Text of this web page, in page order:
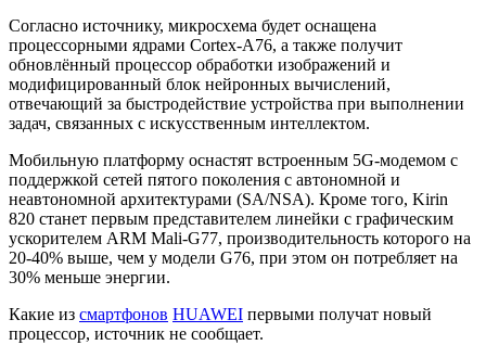
Согласно источнику, микросхема будет оснащена
процессорными ядрами Cortex-A76, а также получит
обновлённый процессор обработки изображений и
модифицированный блок нейронных вычислений,
отвечающий за быстродействие устройства при выполнении
задач, связанных с искусственным интеллектом.
Мобильную платформу оснастят встроенным 5G-модемом с
поддержкой сетей пятого поколения с автономной и
неавтономной архитектурами (SA/NSA). Кроме того, Kirin
820 станет первым представителем линейки с графическим
ускорителем ARM Mali-G77, производительность которого на
20-40% выше, чем у модели G76, при этом он потребляет на
30% меньше энергии.
Какие из смартфонов HUAWEI первыми получат новый
процессор, источник не сообщает.